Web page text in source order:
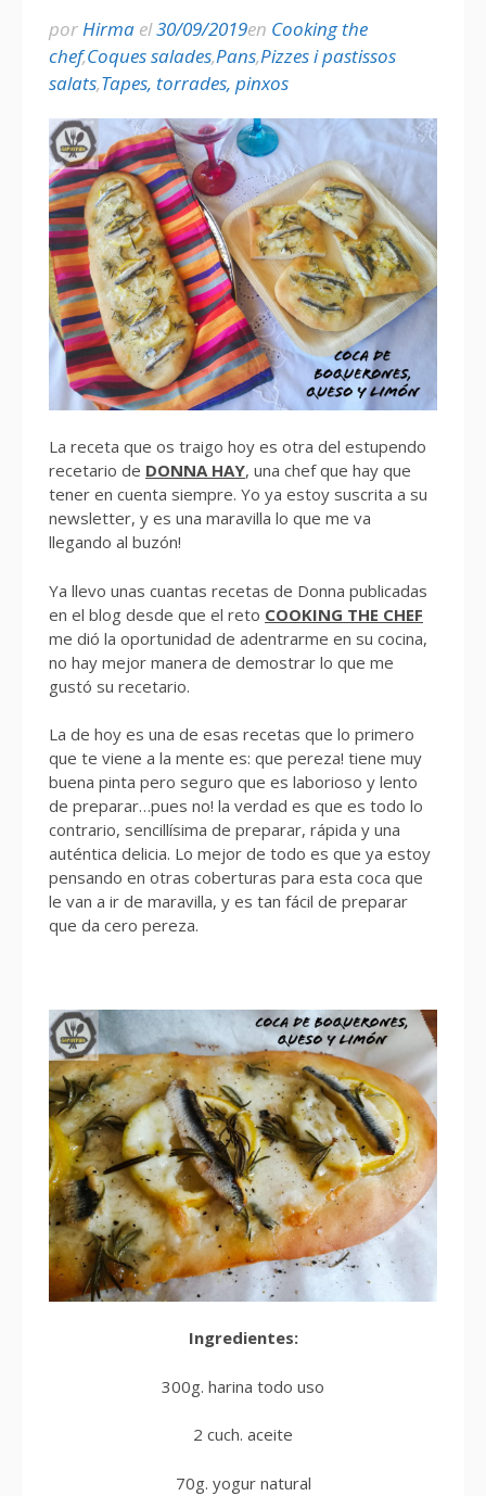
porHirma el30/09/2019en Cooking the
chef,Coques salades,Pans,Pizzes i pastissos
salats,Tapes, torrades, pinxos
La receta que os traigo hoy es otra del estupendo
recetario de DONNA HAY, una chef que hay que
tener en cuenta siempre. Yo ya estoy suscrita a su
newsletter, y es una maravilla lo que me va
llegando al buzón!
Ya llevo unas cuantas recetas de Donna publicadas
en el blog desde que el reto COOKING THE CHEF
me dió la oportunidad de adentrarme en su cocina,
no hay mejor manera de demostrar lo que me
gustó su recetario.
La de hoy es una de esas recetas que lo primero
que te viene a la mente es: que pereza! tiene muy
buena pinta pero seguro que es laborioso y lento
de preparar…pues no! la verdad es que es todo lo
contrario, sencillísima de preparar, rápida y una
auténtica delicia. Lo mejor de todo es que ya estoy
pensando en otras coberturas para esta coca que
le van a ir de maravilla, y es tan fácil de preparar
que da cero pereza.
Ingredientes:
300g. harina todo uso
2 cuch. aceite
70g. yogur natural